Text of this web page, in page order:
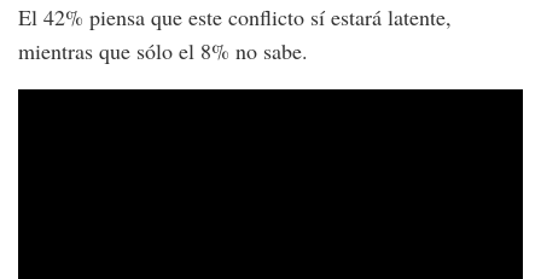
El 42% piensa que este conflicto sí estará latente,
mientras que sólo el 8% no sabe.